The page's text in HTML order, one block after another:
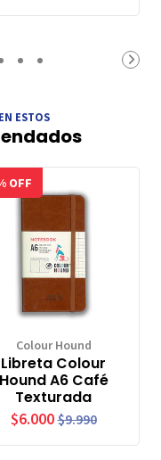
ESTOS
OFF
Colour Hound
Libreta Colour
Hound A6 Café
Texturada
$6.000 $9.990